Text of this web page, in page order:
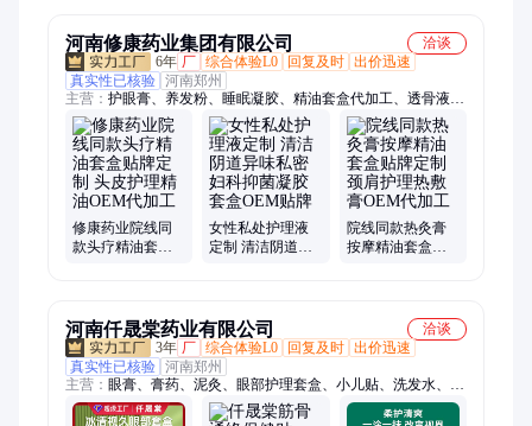
河南修康药业集团有限公司
洽谈
6年 厂 综合体验L0 回复及时 出价迅速
真实性已核验 河南郑州
主营： 护眼膏、养发粉、睡眠凝胶、精油套盒代加工、透骨液、
老黑膏、纤体肚脐丸、热敷包、脐灸粉、熏蒸包、女神丸、洗发
水、冷熏护眼膏、护眼贴、疼痛粉、三伏贴、热灸膏、足浴包、
洗发粉、熏蒸液、卫生巾、益肾贴、膏药、抑菌膏、延时喷剂、
鼻炎膏
修康药业院线同
款头疗精油套盒
女性私处护理液
定制 清洁阴道异
院线同款热灸膏
按摩精油套盒贴
河南仟晟棠药业有限公司
洽谈
3年 厂 综合体验L0 回复及时 出价迅速
真实性已核验 河南郑州
主营： 眼膏、膏药、泥灸、眼部护理套盒、小儿贴、洗发水、抑
菌膏、热灸膏、三伏贴、鼻炎膏、蜂蜜贴、老黑膏、脚气喷剂、